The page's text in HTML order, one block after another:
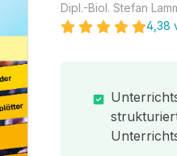
Dipl.-Biol. Stefan
4,38